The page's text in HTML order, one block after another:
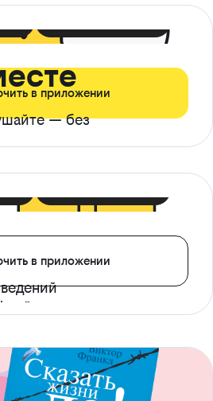
— без
в приложении
в приложении